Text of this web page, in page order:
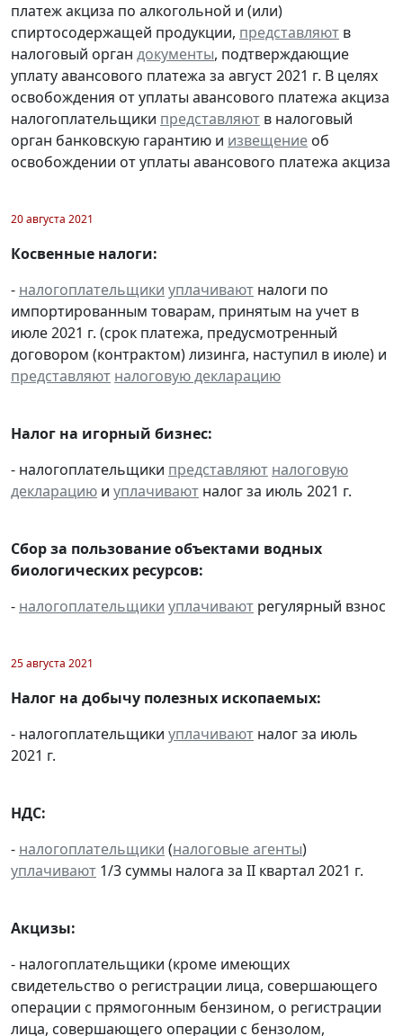
платеж акциза по алкогольной и (или)
спиртосодержащей продукции, представляют в
налоговый орган документы, подтверждающие
уплату авансового платежа за август 2021 г. В целях
освобождения от уплаты авансового платежа акциза
налогоплательщики представляют в налоговый
орган банковскую гарантию и извещение об
освобождении от уплаты авансового платежа акциза
20 августа 2021
Косвенные налоги:
- налогоплательщики уплачивают налоги по
импортированным товарам, принятым на учет в
июле 2021 г. (срок платежа, предусмотренный
договором (контрактом) лизинга, наступил в июле) и
представляют налоговую декларацию
Налог на игорный бизнес:
- налогоплательщики представляют налоговую
декларацию и уплачивают налог за июль 2021 г.
Сбор за пользование объектами водных
биологических ресурсов:
- налогоплательщики уплачивают регулярный взнос
25 августа 2021
Налог на добычу полезных ископаемых:
- налогоплательщики уплачивают налог за июль
2021 г.
НДС:
- налогоплательщики (налоговые агенты)
уплачивают 1/3 суммы налога за II квартал 2021 г.
Акцизы:
- налогоплательщики (кроме имеющих
свидетельство о регистрации лица, совершающего
операции с прямогонным бензином, о регистрации
лица, совершающего операции с бензолом,